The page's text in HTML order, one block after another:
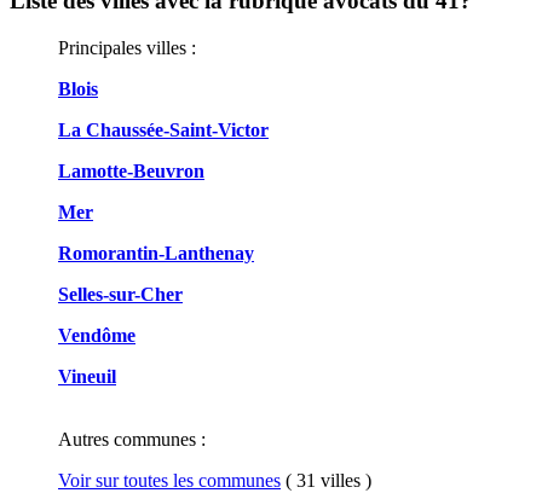
Principales villes :
Blois
La Chaussée-Saint-Victor
Lamotte-Beuvron
Mer
Romorantin-Lanthenay
Selles-sur-Cher
Vendôme
Vineuil
Autres communes :
Voir sur toutes les communes ( 31 villes )